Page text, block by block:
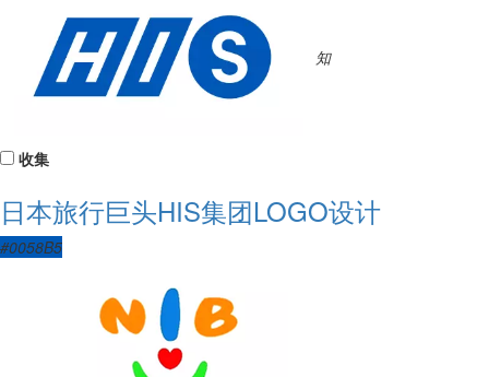
知
收集
日本旅行巨头HIS集团LOGO设计
#0058B5